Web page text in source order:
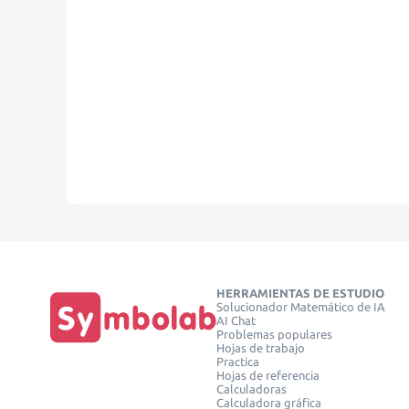
HERRAMIENTAS DE ESTUDIO
Solucionador Matemático de IA
AI Chat
Problemas populares
Hojas de trabajo
Practica
Hojas de referencia
Calculadoras
Calculadora gráfica